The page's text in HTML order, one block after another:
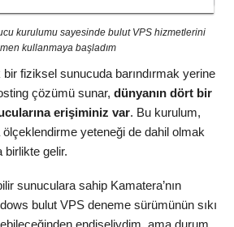
kurulumu sayesinde bulut VPS hizmetlerini
kullanmaya başladım
fiziksel sunucuda barındırmak yerine
çözümü sunar, dünyanın dört bir
erişiminiz var. Bu kurulum,
ölçeklendirme yeteneği de dahil olmak
birlikte gelir.
sunuculara sahip Kamatera’nın
bulut VPS deneme sürümünün sıkı